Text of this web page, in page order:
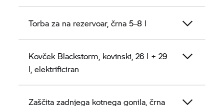
Torba za na rezervoar, črna 5–8 l
Kovček Blackstorm, kovinski, 26 l + 29
l, elektrificiran
Zaščita zadnjega kotnega gonila, črna